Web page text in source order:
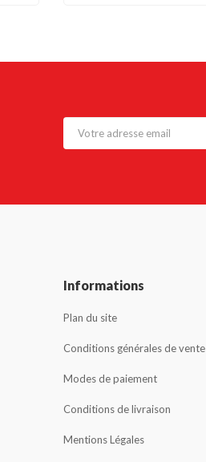
Informations
Plan du site
Conditions générales de vente
Modes de paiement
Conditions de livraison
Mentions Légales